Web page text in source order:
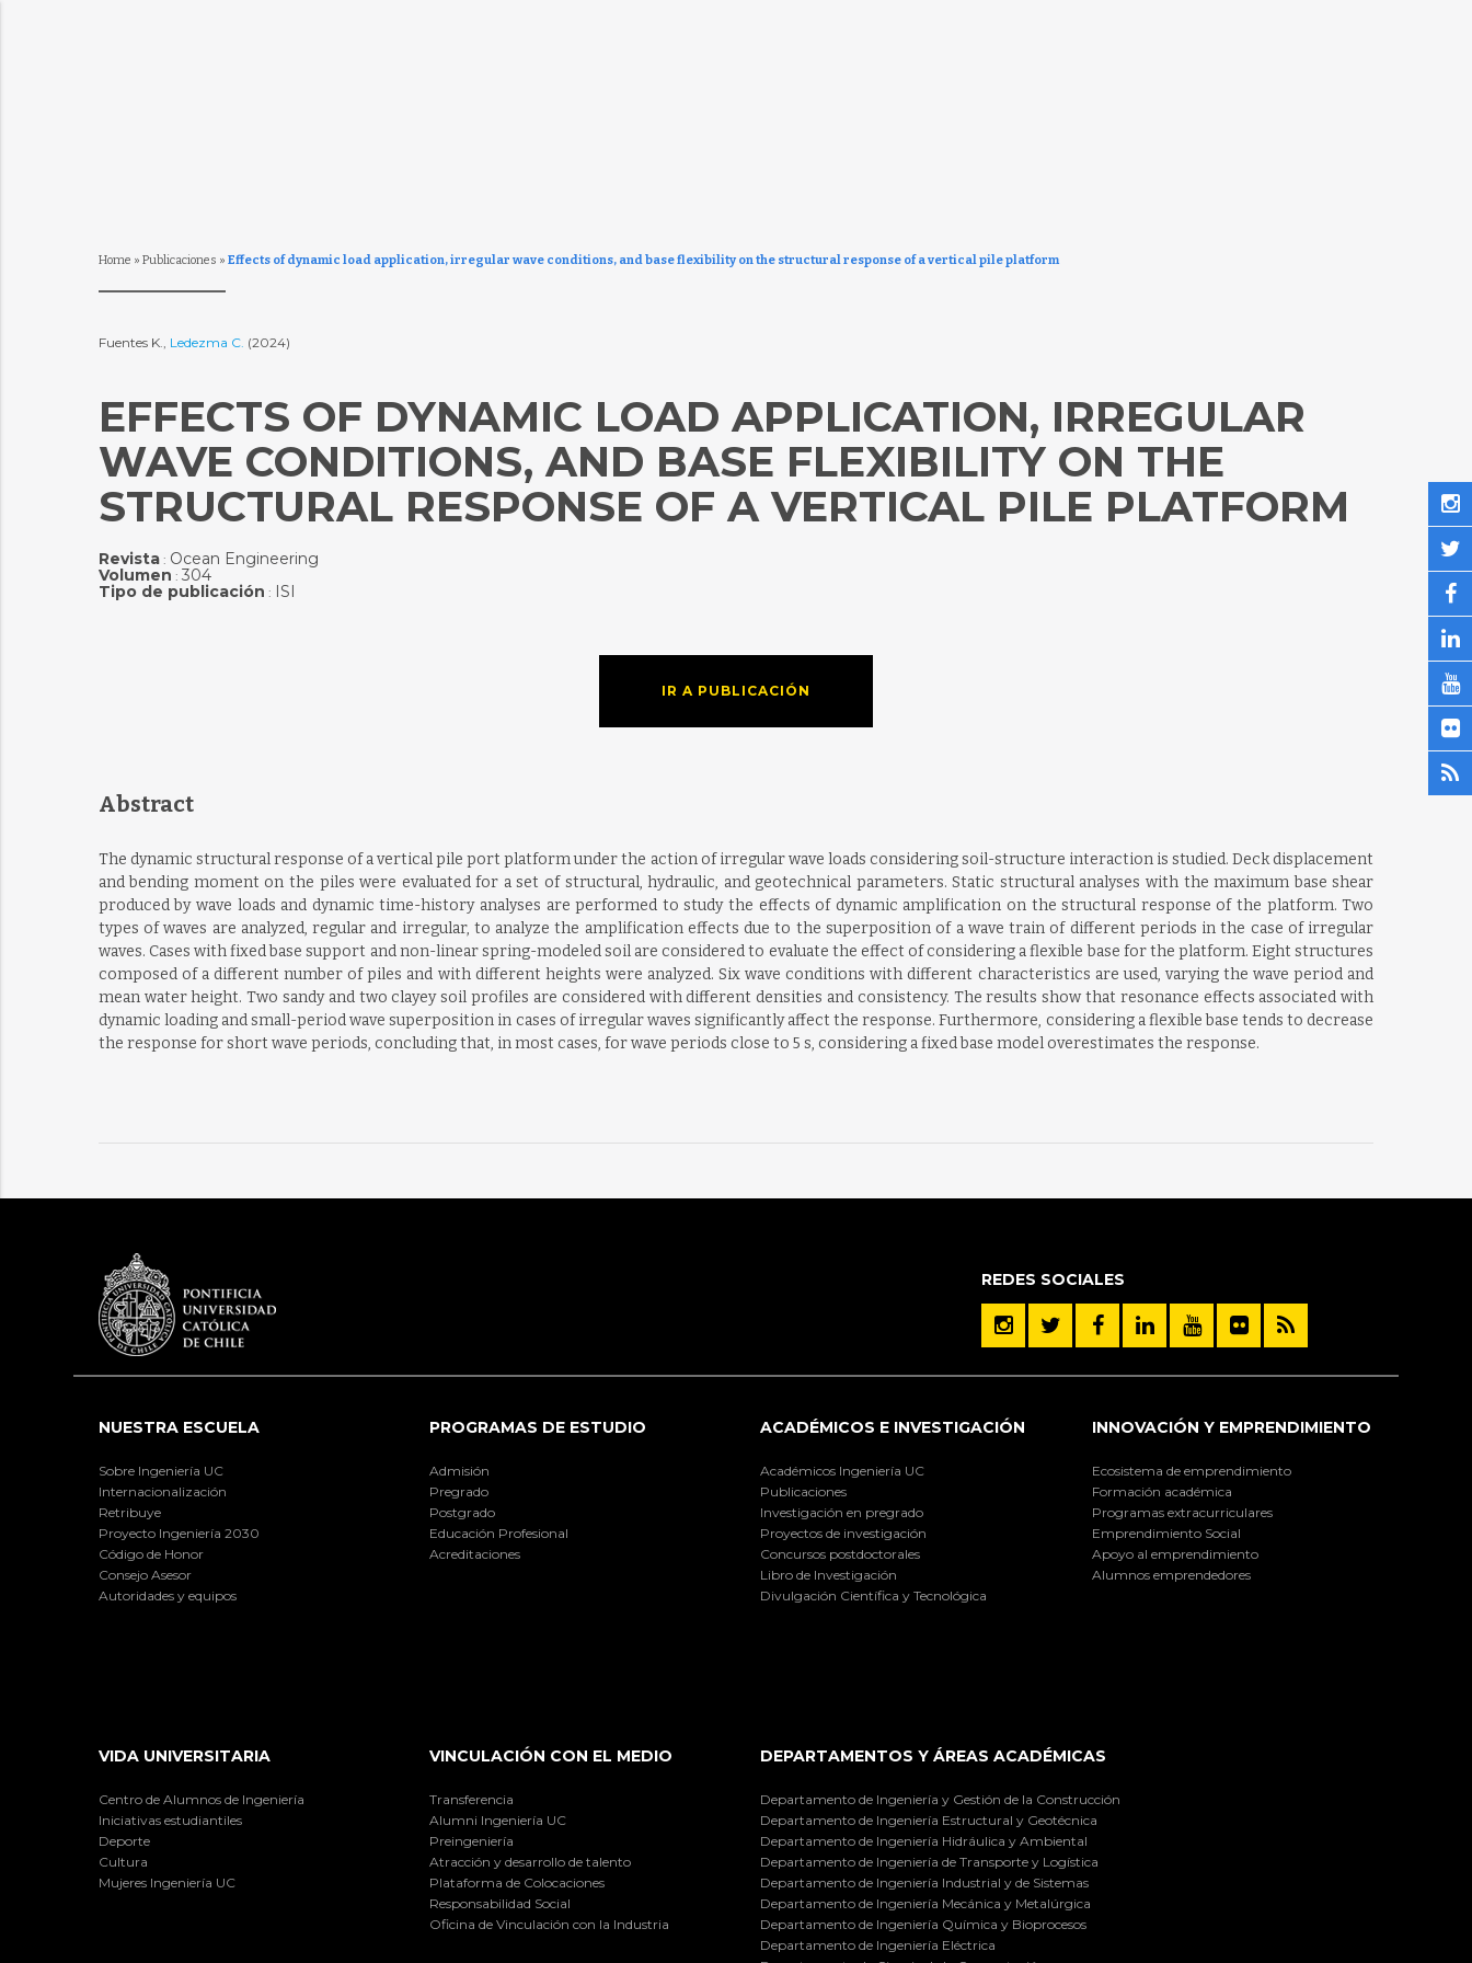
Home » Publicaciones » Effects of dynamic load application, irregular wave conditions, and base flexibility on the structural response of a vertical pile platform
Fuentes K., Ledezma C. (2024)
EFFECTS OF DYNAMIC LOAD APPLICATION, IRREGULAR
WAVE CONDITIONS, AND BASE FLEXIBILITY ON THE
STRUCTURAL RESPONSE OF A VERTICAL PILE PLATFORM
Revista: Ocean Engineering
Volumen : 304
Tipo de publicación : ISI
IR A PUBLICACIÓN
Abstract
The dynamic structural response of a vertical pile port platform under the action of irregular wave loads considering soil-structure interaction is studied. Deck displacement
and bending moment on the piles were evaluated for a set of structural, hydraulic, and geotechnical parameters. Static structural analyses with the maximum base shear
produced by wave loads and dynamic time-history analyses are performed to study the effects of dynamic amplification on the structural response of the platform. Two
types of waves are analyzed, regular and irregular, to analyze the amplification effects due to the superposition of a wave train of different periods in the case of irregular
waves. Cases with fixed base support and non-linear spring-modeled soil are considered to evaluate the effect of considering a flexible base for the platform. Eight structures
composed of a different number of piles and with different heights were analyzed. Six wave conditions with different characteristics are used, varying the wave period and
mean water height. Two sandy and two clayey soil profiles are considered with different densities and consistency. The results show that resonance effects associated with
dynamic loading and small-period wave superposition in cases of irregular waves significantly affect the response. Furthermore, considering a flexible base tends to decrease
the response for short wave periods, concluding that, in most cases, for wave periods close to 5 s, considering a fixed base model overestimates the response.
REDES SOCIALES
NUESTRA ESCUELA
Sobre Ingeniería UC
Internacionalización
Retribuye
Proyecto Ingeniería 2030
Código de Honor
Consejo Asesor
Autoridades y equipos
PROGRAMAS DE ESTUDIO
Admisión
Pregrado
Postgrado
Educación Profesional
Acreditaciones
ACADÉMICOS E INVESTIGACIÓN
Académicos Ingeniería UC
Publicaciones
Investigación en pregrado
Proyectos de investigación
Concursos postdoctorales
Libro de Investigación
Divulgación Científica y Tecnológica
INNOVACIÓN Y EMPRENDIMIENTO
Ecosistema de emprendimiento
Formación académica
Programas extracurriculares
Emprendimiento Social
Apoyo al emprendimiento
Alumnos emprendedores
VIDA UNIVERSITARIA
Centro de Alumnos de Ingeniería
Iniciativas estudiantiles
Deporte
Cultura
Mujeres Ingeniería UC
VINCULACIÓN CON EL MEDIO
Transferencia
Alumni Ingeniería UC
Preingeniería
Atracción y desarrollo de talento
Plataforma de Colocaciones
Responsabilidad Social
Oficina de Vinculación con la Industria
DEPARTAMENTOS Y ÁREAS ACADÉMICAS
Departamento de Ingeniería y Gestión de la Construcción
Departamento de Ingeniería Estructural y Geotécnica
Departamento de Ingeniería Hidráulica y Ambiental
Departamento de Ingeniería de Transporte y Logística
Departamento de Ingeniería Industrial y de Sistemas
Departamento de Ingeniería Mecánica y Metalúrgica
Departamento de Ingeniería Química y Bioprocesos
Departamento de Ingeniería Eléctrica